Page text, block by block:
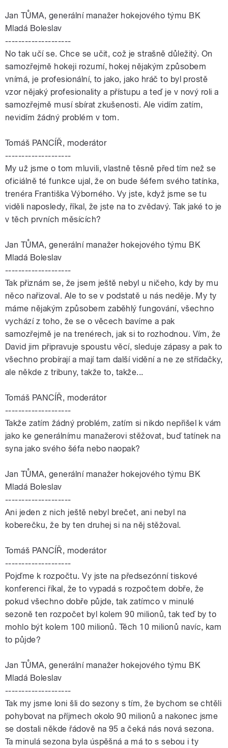
Jan TŮMA, generální manažer hokejového týmu BK
Mladá Boleslav
--------------------
No tak učí se. Chce se učit, což je strašně důležitý. On
samozřejmě hokeji rozumí, hokej nějakým způsobem
vnímá, je profesionální, to jako, jako hráč to byl prostě
vzor nějaký profesionality a přístupu a teď je v nový roli a
samozřejmě musí sbírat zkušenosti. Ale vidím zatím,
nevidím žádný problém v tom.
Tomáš PANCÍŘ, moderátor
--------------------
My už jsme o tom mluvili, vlastně těsně před tím než se
oficiálně té funkce ujal, že on bude šéfem svého tatínka,
trenéra Františka Výborného. Vy jste, když jsme se tu
viděli naposledy, říkal, že jste na to zvědavý. Tak jaké to je
v těch prvních měsících?
Jan TŮMA, generální manažer hokejového týmu BK
Mladá Boleslav
--------------------
Tak přiznám se, že jsem ještě nebyl u ničeho, kdy by mu
něco nařizoval. Ale to se v podstatě u nás neděje. My ty
máme nějakým způsobem zaběhlý fungování, všechno
vychází z toho, že se o věcech bavíme a pak
samozřejmě je na trenérech, jak si to rozhodnou. Vím, že
David jim připravuje spoustu věcí, sleduje zápasy a pak to
všechno probírají a mají tam další vidění a ne ze střídačky,
ale někde z tribuny, takže to, takže...
Tomáš PANCÍŘ, moderátor
--------------------
Takže zatím žádný problém, zatím si nikdo nepřišel k vám
jako ke generálnímu manažerovi stěžovat, buď tatínek na
syna jako svého šéfa nebo naopak?
Jan TŮMA, generální manažer hokejového týmu BK
Mladá Boleslav
--------------------
Ani jeden z nich ještě nebyl brečet, ani nebyl na
koberečku, že by ten druhej si na něj stěžoval.
Tomáš PANCÍŘ, moderátor
--------------------
Pojďme k rozpočtu. Vy jste na předsezónní tiskové
konferenci říkal, že to vypadá s rozpočtem dobře, že
pokud všechno dobře půjde, tak zatímco v minulé
sezoně ten rozpočet byl kolem 90 milionů, tak teď by to
mohlo být kolem 100 milionů. Těch 10 milionů navíc, kam
to půjde?
Jan TŮMA, generální manažer hokejového týmu BK
Mladá Boleslav
--------------------
Tak my jsme loni šli do sezony s tím, že bychom se chtěli
pohybovat na příjmech okolo 90 milionů a nakonec jsme
se dostali někde řádově na 95 a čeká nás nová sezona.
Ta minulá sezona byla úspěšná a má to s sebou i ty